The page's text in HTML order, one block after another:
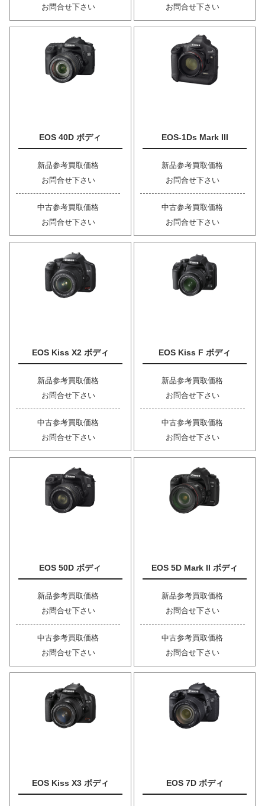
お問合せ下さい
お問合せ下さい
EOS 40D ボディ
新品参考買取価格
お問合せ下さい
中古参考買取価格
お問合せ下さい
EOS-1Ds Mark III
新品参考買取価格
お問合せ下さい
中古参考買取価格
お問合せ下さい
EOS Kiss X2 ボディ
新品参考買取価格
お問合せ下さい
中古参考買取価格
お問合せ下さい
EOS Kiss F ボディ
新品参考買取価格
お問合せ下さい
中古参考買取価格
お問合せ下さい
EOS 50D ボディ
新品参考買取価格
お問合せ下さい
中古参考買取価格
お問合せ下さい
EOS 5D Mark II ボディ
新品参考買取価格
お問合せ下さい
中古参考買取価格
お問合せ下さい
EOS Kiss X3 ボディ EOS 7D ボディ